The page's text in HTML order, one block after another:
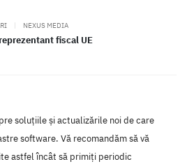
| NEXUS MEDIA
fiscal UE
soluțiile și actualizările noi de care
software. Vă recomandăm să vă
astfel încât să primiți periodic